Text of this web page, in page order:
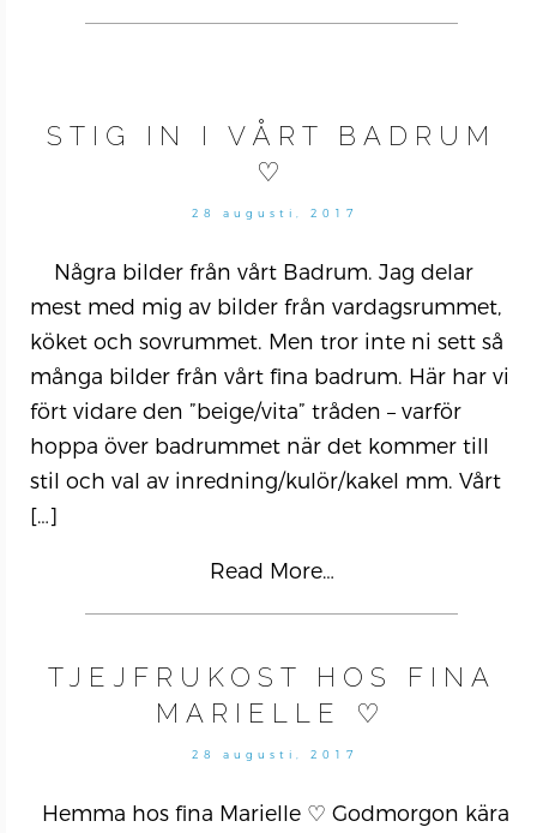
STIG IN I VÅRT BADRUM
♡
28 augusti, 2017
Några bilder från vårt Badrum. Jag delar
mest med mig av bilder från vardagsrummet,
köket och sovrummet. Men tror inte ni sett så
många bilder från vårt fina badrum. Här har vi
fört vidare den ”beige/vita” tråden – varför
hoppa över badrummet när det kommer till
stil och val av inredning/kulör/kakel mm. Vårt
[…]
Read More…
TJEJFRUKOST HOS FINA
MARIELLE ♡
28 augusti, 2017
Hemma hos fina Marielle ♡ Godmorgon kära